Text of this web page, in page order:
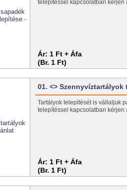
telepítéssel kapcsolatban
Ár: 1 Ft + Áfa
(Br. 1 Ft)
01. <>
Tartályok telepítését is vállaljuk
telepítéssel kapcsolatban
Ár: 1 Ft + Áfa
(Br. 1 Ft)